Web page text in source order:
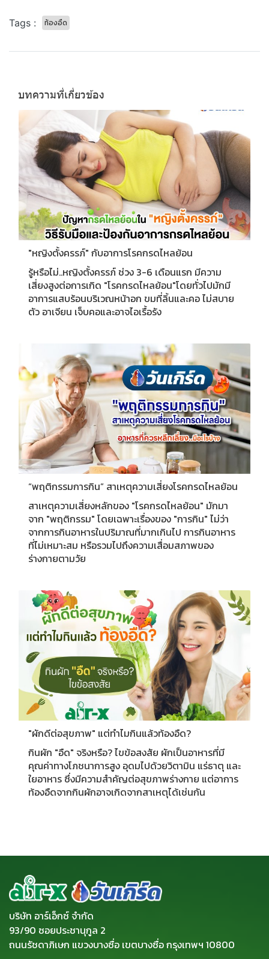
Tags : ท้องอืด
บทความที่เกี่ยวข้อง
"หญิงตั้งครรภ์" กับอาการโรคกรดไหลย้อน
รู้หรือไม่..หญิงตั้งครรภ์ ช่วง 3-6 เดือนแรก มีความ
เสี่ยงสูงต่อการเกิด "โรคกรดไหลย้อน"โดยทั่วไปมักมี
อาการแสบร้อนบริเวณหน้าอก ขมที่ลิ้นและคอ ไม่สบาย
ตัว อาเจียน เจ็บคอและอาจไอเรื้อรัง
“พฤติกรรมการกิน” สาเหตุความเสี่ยงโรคกรดไหลย้อน
สาเหตุความเสี่ยงหลักของ "โรคกรดไหลย้อน" มักมา
จาก "พฤติกรรม" โดยเฉพาะเรื่องของ "การกิน" ไม่ว่า
จากการกินอาหารในปริมาณที่มากเกินไป การกินอาหาร
ที่ไม่เหมาะสม หรือรวมไปถึงความเสื่อมสภาพของ
ร่างกายตามวัย
"ผักดีต่อสุขภาพ" แต่ทำไมกินแล้วท้องอืด?
กินผัก "อืด" จริงหรือ? ไขข้อสงสัย ผักเป็นอาหารที่มี
คุณค่าทางโภชนาการสูง อุดมไปด้วยวิตามิน แร่ธาตุ และ
ใยอาหาร ซึ่งมีความสำคัญต่อสุขภาพร่างกาย แต่อาการ
ท้องอืดจากกินผักอาจเกิดจากสาเหตุได้เช่นกัน
บริษัท อาร์เอ็กซ์ จำกัด
93/90 ซอยประชานุกูล 2
ถนนรัชดาภิเษก แขวงบางซื่อ เขตบางซื่อ กรุงเทพฯ 10800